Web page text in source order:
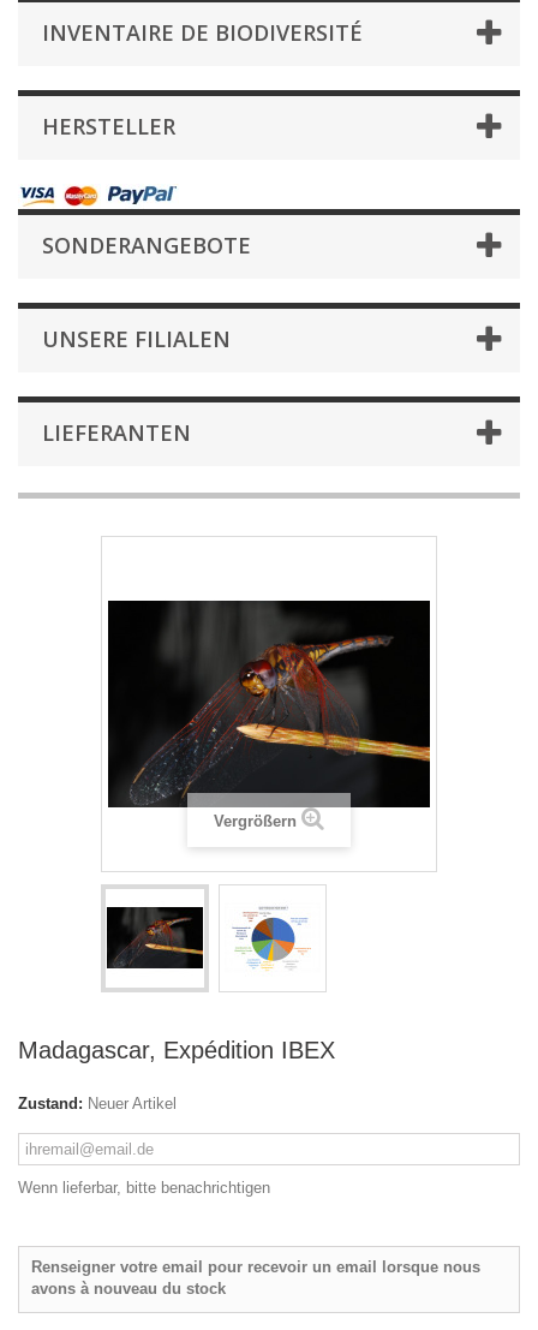
INVENTAIRE DE BIODIVERSITÉ
HERSTELLER
SONDERANGEBOTE
UNSERE FILIALEN
LIEFERANTEN
Vergrößern
Madagascar, Expédition IBEX
Zustand: Neuer Artikel
Wenn lieferbar, bitte benachrichtigen
Renseigner votre email pour recevoir un email lorsque nous
avons à nouveau du stock